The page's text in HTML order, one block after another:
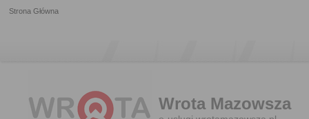
Strona Główna
Wrota Mazowsza